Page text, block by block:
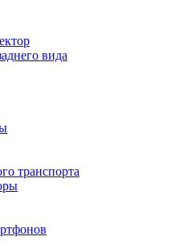
вида
транспорта